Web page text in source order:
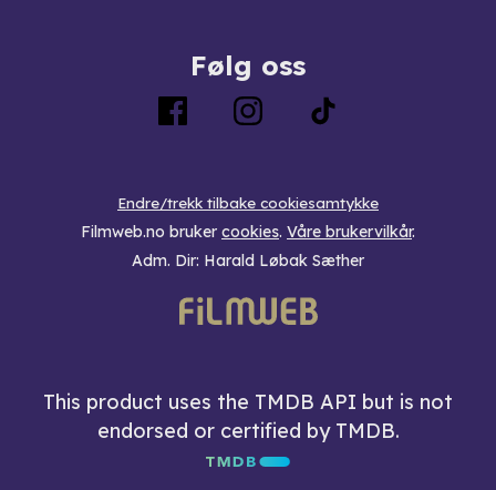
Følg oss
Endre/trekk tilbake cookiesamtykke
Filmweb.no bruker cookies. Våre brukervilkår.
Adm. Dir: Harald Løbak Sæther
This product uses the TMDB API but is not
endorsed or certified by TMDB.